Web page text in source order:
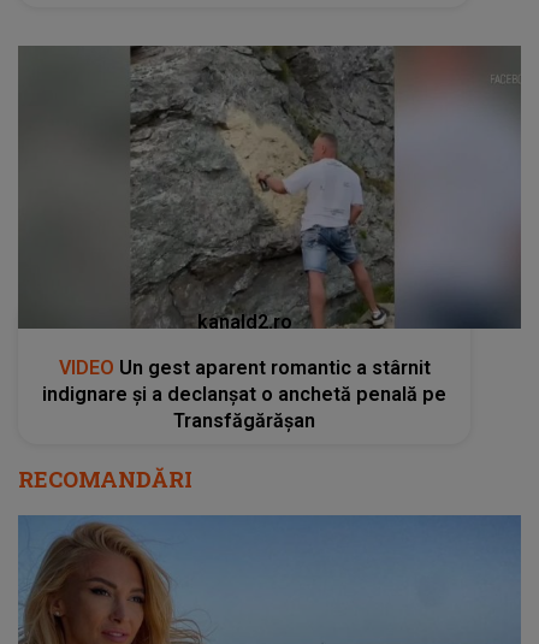
kanald2.ro
VIDEO Un gest aparent romantic a stârnit
indignare și a declanșat o anchetă penală pe
Transfăgărășan
RECOMANDĂRI